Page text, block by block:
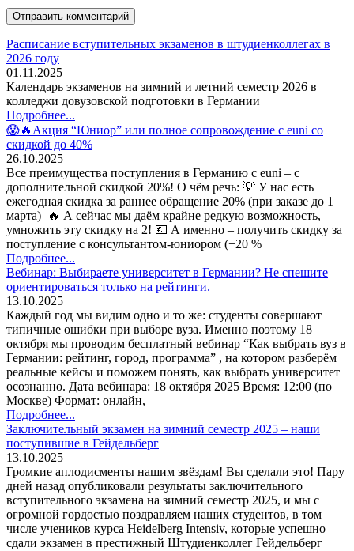
Расписание вступительных экзаменов в штудиенколлегах в
2026 году
01.11.2025
Календарь экзаменов на зимний и летний семестр 2026 в
колледжи довузовской подготовки в Германии
Подробнее...
😱🔥Акция “Юниор” или полное сопровождение с euni со
скидкой до 40%
26.10.2025
Все преимущества поступления в Германию с euni – с
дополнительной скидкой 20%! О чём речь: 💡 У нас есть
ежегодная скидка за раннее обращение 20% (при заказе до 1
марта) 🔥 А сейчас мы даём крайне редкую возможность,
умножить эту скидку на 2! 💶 А именно – получить скидку за
поступление с консультантом-юниором (+20 %
Подробнее...
Вебинар: Выбираете университет в Германии? Не спешите
ориентироваться только на рейтинги.
13.10.2025
Каждый год мы видим одно и то же: студенты совершают
типичные ошибки при выборе вуза. Именно поэтому 18
октября мы проводим бесплатный вебинар “Как выбрать вуз в
Германии: рейтинг, город, программа” , на котором разберём
реальные кейсы и поможем понять, как выбрать университет
осознанно. Дата вебинара: 18 октября 2025 Время: 12:00 (по
Москве) Формат: онлайн,
Подробнее...
Заключительный экзамен на зимний семестр 2025 – наши
поступившие в Гейдельберг
13.10.2025
Громкие аплодисменты нашим звёздам! Вы сделали это! Пару
дней назад опубликовали результаты заключительного
вступительного экзамена на зимний семестр 2025, и мы с
огромной гордостью поздравляем наших студентов, в том
числе учеников курса Heidelberg Intensiv, которые успешно
сдали экзамен в престижный Штудиенколлег Гейдельберг